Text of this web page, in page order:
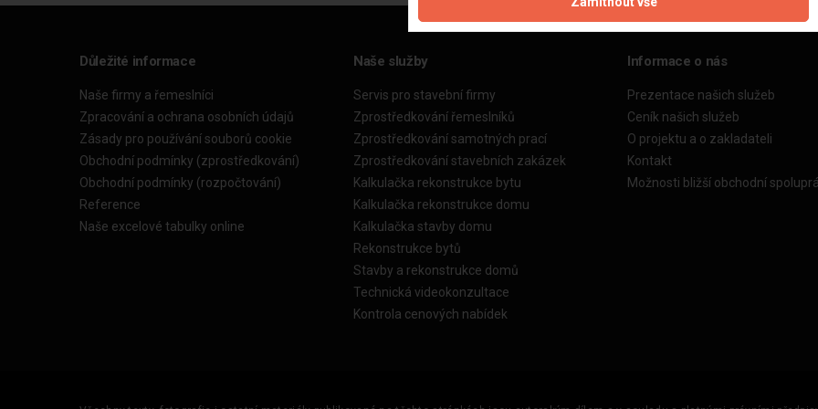
Důležité informace
Naše firmy a řemeslníci
Zpracování a ochrana osobních údajů
Zásady pro používání souborů cookie
Obchodní podmínky (zprostředkování)
Obchodní podmínky (rozpočtování)
Reference
Naše excelové tabulky online
Naše služby
Servis pro stavební firmy
Zprostředkování řemeslníků
Zprostředkování samotných prací
Zprostředkování stavebních zakázek
Kalkulačka rekonstrukce bytu
Kalkulačka rekonstrukce domu
Kalkulačka stavby domu
Rekonstrukce bytů
Stavby a rekonstrukce domů
Technická videokonzultace
Kontrola cenových nabídek
Informace o nás
Prezentace našich služeb
Ceník našich služeb
O projektu a o zakladateli
Kontakt
Možnosti bližší obchodní